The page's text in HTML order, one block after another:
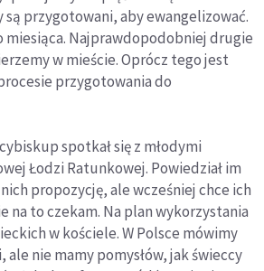
przygotowani, aby ewangelizować.
miesiąca. Najprawdopodobniej drugie
w mieście. Oprócz tego jest
przygotowania do
spotkał się z młodymi
Łodzi Ratunkowej. Powiedział im
propozycję, ale wcześniej chce ich
na to czekam. Na plan wykorzystania
w kościele. W Polsce mówimy
ale nie mamy pomysłów, jak świeccy